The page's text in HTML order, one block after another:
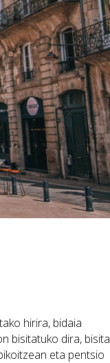
hirira, bidaia
bisitatuko dira, bisita
eta pentsio